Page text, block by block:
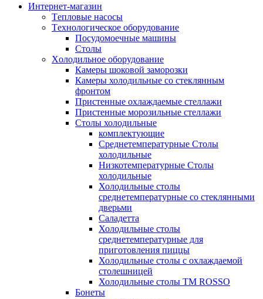
Интернет-магазин
Tепловые насосы
Tехнологическое оборудование
Посудомоечные машины
Столы
Xолодильное оборудование
Камеры шоковой заморозки
Камеры холодильные со стеклянным
фронтом
Пристенные охлаждаемые стеллажи
Пристенные морозильные стеллажи
Столы холодильные
комплектующие
Среднетемпературные Столы
холодильные
Низкотемпературные Столы
холодильные
Холодильные столы
среднетемпературные со стеклянными
дверьми
Саладетта
Холодильные столы
среднетемпературные для
приготовления пиццы
Холодильные столы с охлаждаемой
столешницей
Холодильные столы ТМ ROSSO
Бонеты